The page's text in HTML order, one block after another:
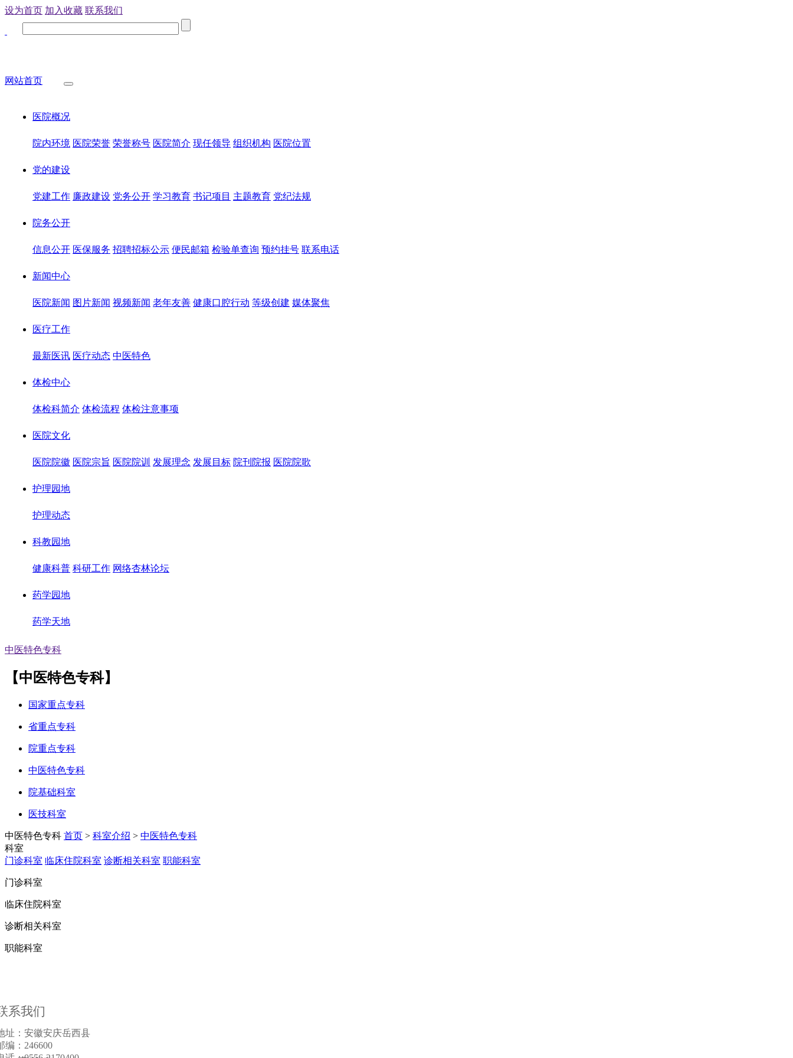
设为首页 加入收藏 联系我们
网站首页
医院概况
院内环境 医院荣誉 荣誉称号 医院简介 现任领导 组织机构 医院位置
党的建设
党建工作 廉政建设 党务公开 学习教育 书记项目 主题教育 党纪法规
院务公开
信息公开 医保服务 招聘招标公示 便民邮箱 检验单查询 预约挂号 联系电话
新闻中心
医院新闻 图片新闻 视频新闻 老年友善 健康口腔行动 等级创建 媒体聚焦
医疗工作
最新医讯 医疗动态 中医特色
体检中心
体检科简介 体检流程 体检注意事项
医院文化
医院院徽 医院宗旨 医院院训 发展理念 发展目标 院刊院报 医院院歌
护理园地
护理动态
科教园地
健康科普 科研工作 网络杏林论坛
药学园地
药学天地
中医特色专科
【中医特色专科】
国家重点专科
省重点专科
院重点专科
中医特色专科
院基础科室
医技科室
中医特色专科 首页 > 科室介绍 > 中医特色专科
科室
门诊科室 临床住院科室 诊断相关科室 职能科室
门诊科室
临床住院科室
诊断相关科室
职能科室
系我们
址：安徽安庆岳西县
编：246600